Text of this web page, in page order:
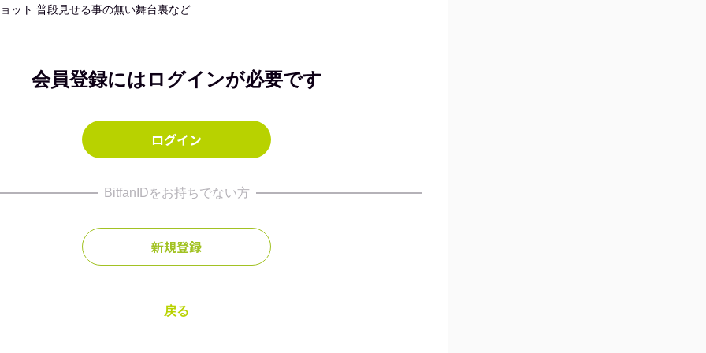
ット 普段見せる事の無い舞台裏など
会員登録にはログインが必要です
ログイン
BitfanIDをお持ちでない方
新規登録
戻る